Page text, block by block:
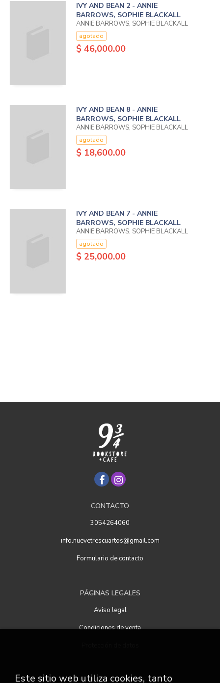
IVY AND BEAN 2 - ANNIE
BARROWS, SOPHIE BLACKALL
ANNIE BARROWS, SOPHIE BLACKALL
agotado
$ 46,000.00
IVY AND BEAN 8 - ANNIE
BARROWS, SOPHIE BLACKALL
ANNIE BARROWS, SOPHIE BLACKALL
agotado
$ 18,600.00
IVY AND BEAN 7 - ANNIE
BARROWS, SOPHIE BLACKALL
ANNIE BARROWS, SOPHIE BLACKALL
agotado
$ 25,000.00
CONTACTO
3054264060
info.nuevetrescuartos@gmail.com
Formulario de contacto
PÁGINAS LEGALES
Aviso legal
Condiciones de venta
ATENCIÓN AL CLIENTE
Este sitio web utiliza cookies, tanto